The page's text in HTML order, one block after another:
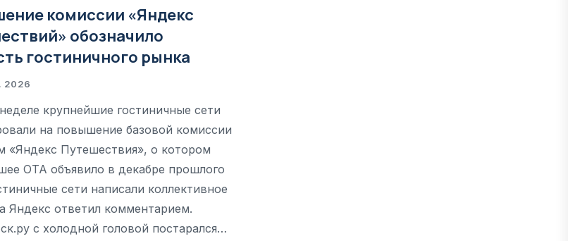
комиссии «Яндекс
обозначило
гостиничного рынка
2026
крупнейшие гостиничные сети
на повышение базовой комиссии
«Яндекс Путешествия», о котором
OTA объявило в декабре прошлого
сети написали коллективное
Яндекс ответил комментарием.
с холодной головой постарался…